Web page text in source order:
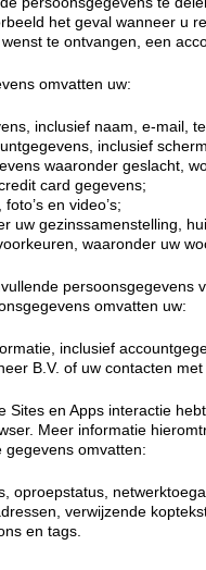
het geval wanneer u
te ontvangen, een
omvatten uw:
inclusief naam, e-mail,
inclusief
waaronder geslacht,
card gegevens;
en video’s;
uw gezinssamenstelling,
waaronder uw
persoonsgegevens
omvatten uw:
inclusief
B.V. of uw contacten
Sites en Apps interactie
Meer informatie
omvatten:
oproepstatus,
verwijzende
en tags.